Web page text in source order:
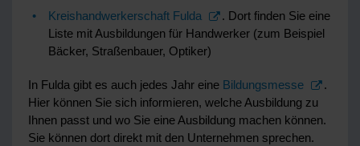
Kreishandwerkerschaft Fulda
. Dort finden Sie eine
Liste mit Ausbildungen für Handwerker (zum Beispiel
Bäcker, Straßenbauer, Optiker)
In Fulda gibt es auch jedes Jahr eine Bildungsmesse
.
Hier können Sie sich informieren, welche Ausbildung zu
Ihnen passt und wo Sie eine Ausbildung machen können.
Sie können dort direkt mit den Unternehmen sprechen.